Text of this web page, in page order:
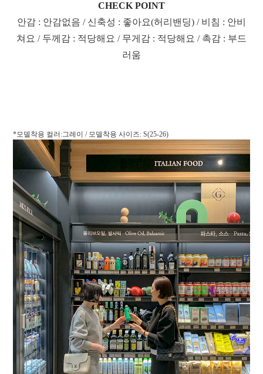
CHECK POINT
안감 : 안감없음 / 신축성 : 좋아요(허리밴딩) / 비침 : 안비
쳐요 / 두께감 : 적당해요 / 무게감 : 적당해요 / 촉감 : 부드
러움
*모델착용 컬러:그레이 / 모델착용 사이즈: S(25-26)